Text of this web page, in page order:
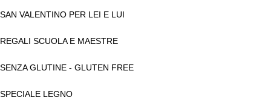
SAN VALENTINO PER LEI E LUI
REGALI SCUOLA E MAESTRE
SENZA GLUTINE - GLUTEN FREE
SPECIALE LEGNO